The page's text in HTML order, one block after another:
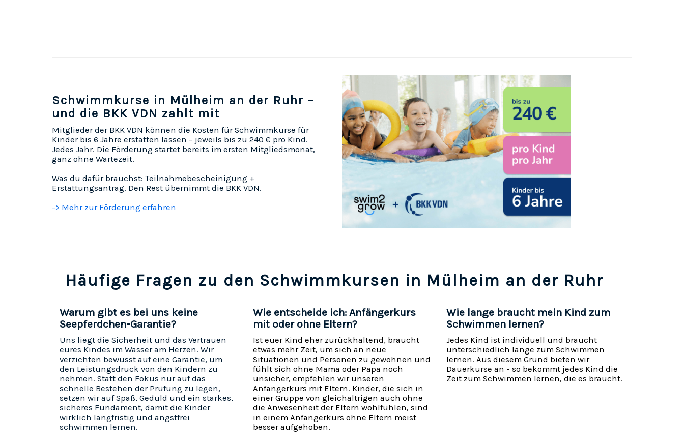
Schwimmkurse in Mülheim an der Ruhr –
und die BKK VDN zahlt mit
Mitglieder der BKK VDN können die Kosten für Schwimmkurse für
Kinder bis 6 Jahre erstatten lassen – jeweils bis zu 240 € pro Kind.
Jedes Jahr. Die Förderung startet bereits im ersten Mitgliedsmonat,
ganz ohne Wartezeit.
Was du dafür brauchst: Teilnahmebescheinigung +
Erstattungsantrag. Den Rest übernimmt die BKK VDN.
-> Mehr zur Förderung erfahren
Häufige Fragen zu den Schwimmkursen in Mülheim an der Ruhr
Warum gibt es bei uns keine
Seepferdchen-Garantie?
Uns liegt die Sicherheit und das Vertrauen
eures Kindes im Wasser am Herzen. Wir
verzichten bewusst auf eine Garantie, um
den Leistungsdruck von den Kindern zu
nehmen. Statt den Fokus nur auf das
schnelle Bestehen der Prüfung zu legen,
setzen wir auf Spaß, Geduld und ein starkes,
sicheres Fundament, damit die Kinder
wirklich langfristig und angstfrei
schwimmen lernen.
Wie entscheide ich: Anfängerkurs
mit oder ohne Eltern?
Ist euer Kind eher zurückhaltend, braucht
etwas mehr Zeit, um sich an neue
Situationen und Personen zu gewöhnen und
fühlt sich ohne Mama oder Papa noch
unsicher, empfehlen wir unseren
Anfängerkurs mit Eltern. Kinder, die sich in
einer Gruppe von gleichaltrigen auch ohne
die Anwesenheit der Eltern wohlfühlen, sind
in einem Anfängerkurs ohne Eltern meist
besser aufgehoben.
Wie lange braucht mein Kind zum
Schwimmen lernen?
Jedes Kind ist individuell und braucht
unterschiedlich lange zum Schwimmen
lernen. Aus diesem Grund bieten wir
Dauerkurse an - so bekommt jedes Kind die
Zeit zum Schwimmen lernen, die es braucht.